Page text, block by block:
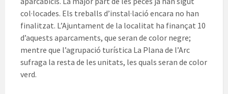
col·locades. Els treballs d’instal·lació encara no han
finalitzat. L’Ajuntament de la localitat ha finançat 10
d’aquests aparcaments, que seran de color negre;
mentre que l’agrupació turística La Plana de l’Arc
sufraga la resta de les unitats, les quals seran de color
verd.